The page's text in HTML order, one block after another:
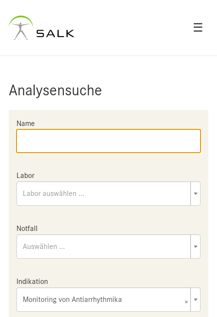
☰
Analysensuche
Name
Labor
Labor auswählen ...
Notfall
Auswählen ...
Indikation
×
Monitoring von Antiarrhythmika